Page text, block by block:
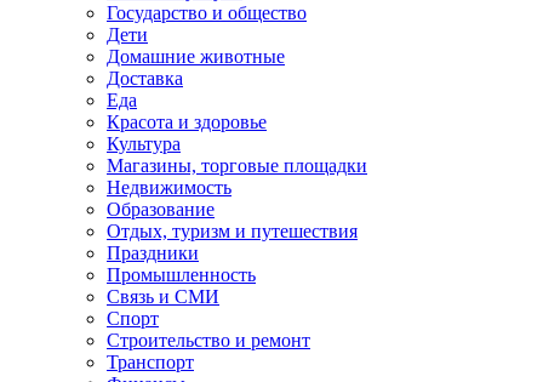
Государство и общество
Дети
Домашние животные
Доставка
Еда
Красота и здоровье
Культура
Магазины, торговые площадки
Недвижимость
Образование
Отдых, туризм и путешествия
Праздники
Промышленность
Связь и СМИ
Спорт
Строительство и ремонт
Транспорт